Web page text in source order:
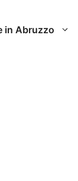
in Abruzzo